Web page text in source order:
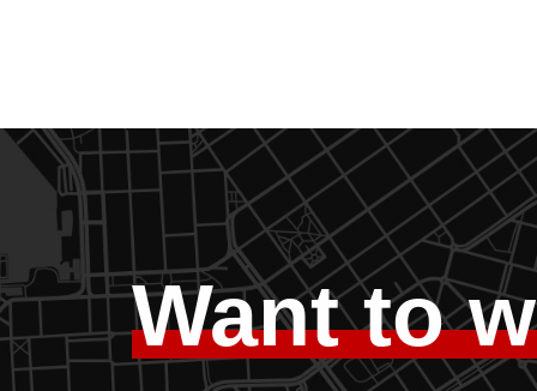
Want to